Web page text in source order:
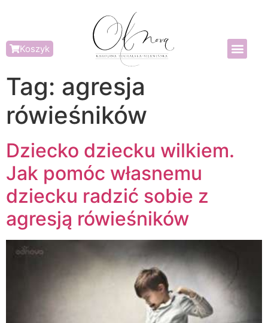
Koszyk
Tag: agresja
rówieśników
Dziecko dziecku wilkiem.
Jak pomóc własnemu
dziecku radzić sobie z
agresją rówieśników